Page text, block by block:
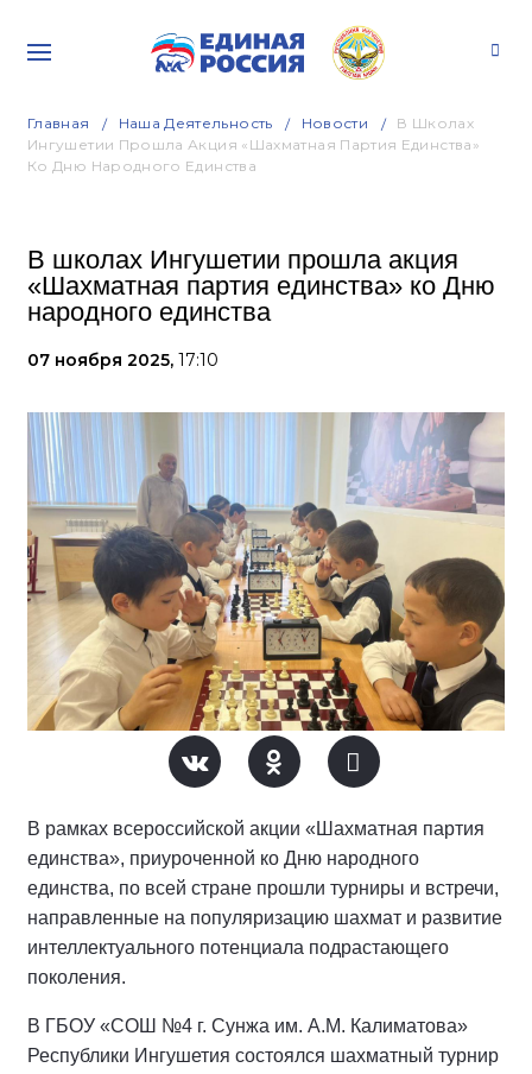
Главная Наша Деятельность Новости
В Школах
Ингушетии Прошла Акция «Шахматная Партия Единства»
Ко Дню Народного Единства
В школах Ингушетии прошла акция
«Шахматная партия единства» ко Дню
народного единства
07 ноября 2025, 17:10
В рамках всероссийской акции «Шахматная партия
единства», приуроченной ко Дню народного
единства, по всей стране прошли турниры и встречи,
направленные на популяризацию шахмат и развитие
интеллектуального потенциала подрастающего
поколения.
В ГБОУ «СОШ №4 г. Сунжа им. А.М. Калиматова»
Республики Ингушетия состоялся шахматный турнир